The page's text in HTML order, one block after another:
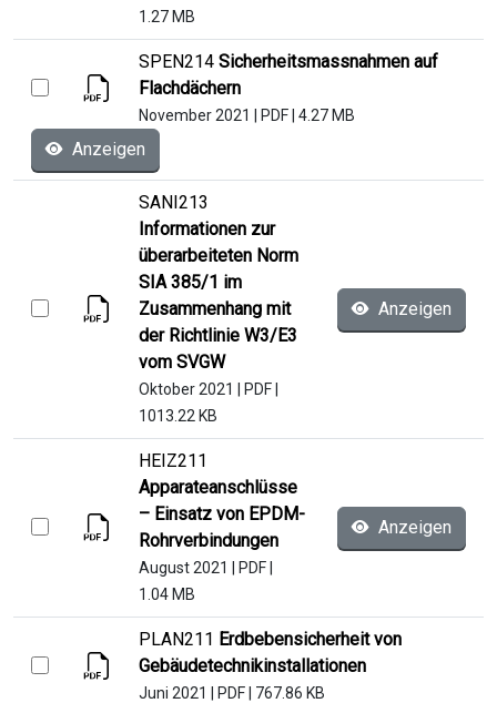
1.27 MB
SPEN214 Sicherheitsmassnahmen auf
Flachdächern
November 2021 PDF 4.27 MB
Anzeigen
SANI213
Informationen zur
überarbeiteten Norm
SIA 385/1 im
Zusammenhang mit
der Richtlinie W3/E3
vom SVGW
Oktober 2021 PDF
1013.22 KB
Anzeigen
HEIZ211
Apparateanschlüsse
– Einsatz von EPDM-
Rohrverbindungen
August 2021 PDF
1.04 MB
Anzeigen
PLAN211 Erdbebensicherheit von
Gebäudetechnikinstallationen
Juni 2021 PDF 767.86 KB